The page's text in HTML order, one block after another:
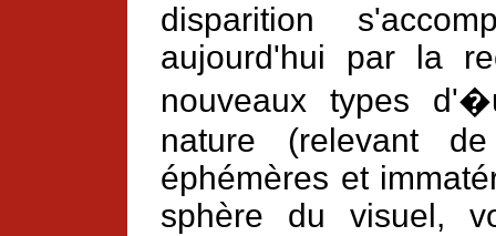
disparition
aujourd'hui par la
nouveaux types
nature (relevant
éphémères et
sphère du visuel,